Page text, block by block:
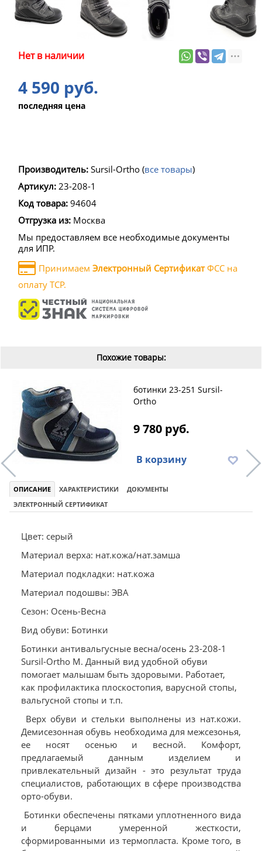
Нет в наличии
4 590 руб.
последняя цена
Производитель: Sursil-Ortho (все товары)
Артикул: 23-208-1
Код товара: 94604
Отгрузка из: Москва
Мы предоставляем все необходимые документы
для ИПР.
Принимаем Электронный СертификатФСС на
оплату ТСР.
Похожие товары:
ботинки 23-251 Sursil-
Ortho
9 780 руб.
В корзину
ОПИСАНИЕ ХАРАКТЕРИСТИКИ
ДОКУМЕНТЫ
ЭЛЕКТРОННЫЙ СЕРТИФИКАТ
Цвет: серый
Материал верха: нат.кожа/нат.замша
Материал подкладки: нат.кожа
Материал подошвы: ЭВА
Сезон: Осень-Весна
Вид обуви: Ботинки
Ботинки антивальгусные весна/осень 23-208-1
Sursil-Ortho М. Данный вид удобной обуви
помогает малышам быть здоровыми. Работает,
как профилактика плоскостопия, варусной стопы,
вальгусной стопы и т.п.
Верх обуви и стельки выполнены из нат.кожи.
Демисезонная обувь необходима для межсезонья,
ее носят осенью и весной. Комфорт,
предлагаемый данным изделием и
привлекательный дизайн - это результат труда
специалистов, работающих в сфере производства
орто-обуви.
Ботинки обеспечены пятками уплотненного вида
и берцами умеренной жесткости,
сформированными из термопласта. Кроме того, в